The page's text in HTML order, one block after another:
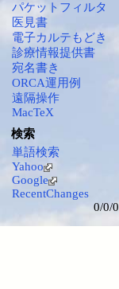
パケットフィルタ
医見書
電子カルテもどき
診療情報提供書
宛名書き
ORCA運用例
遠隔操作
MacTeX
検索
単語検索
Yahoo
Google
RecentChanges
0/0/0